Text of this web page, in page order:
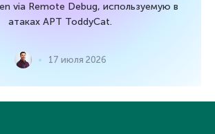
via Remote Debug, используемую в
атаках APT ToddyCat.
17 июля 2026